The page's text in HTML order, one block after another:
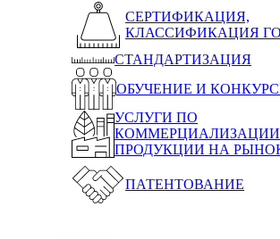
СЕРТИФИКАЦИЯ,
КЛАССИФИКАЦИЯ
СТАНДАРТИЗАЦИЯ
ОБУЧЕНИЕ И
УСЛУГИ ПО
ПРОДУКЦИИ НА
ПАТЕНТОВАНИЕ